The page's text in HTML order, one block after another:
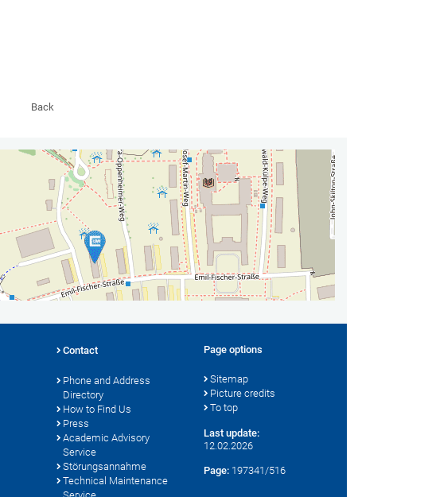
Back
Contact
Phone and Address
Directory
How to Find Us
Press
Academic Advisory
Service
Störungsannahme
Technical Maintenance
Page options
Sitemap
Picture credits
To top
Last update:
12.02.2026
Page: 197341/516